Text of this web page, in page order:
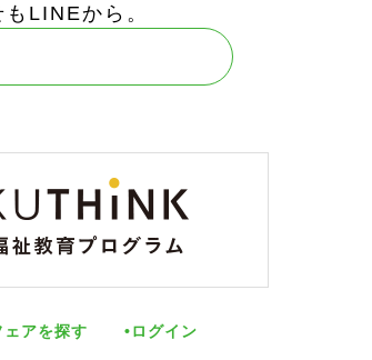
LINEから。
アを探す ログイン